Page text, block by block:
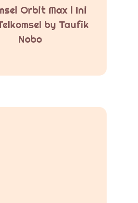
Orbit Max l Ini
by Taufik
Nobo